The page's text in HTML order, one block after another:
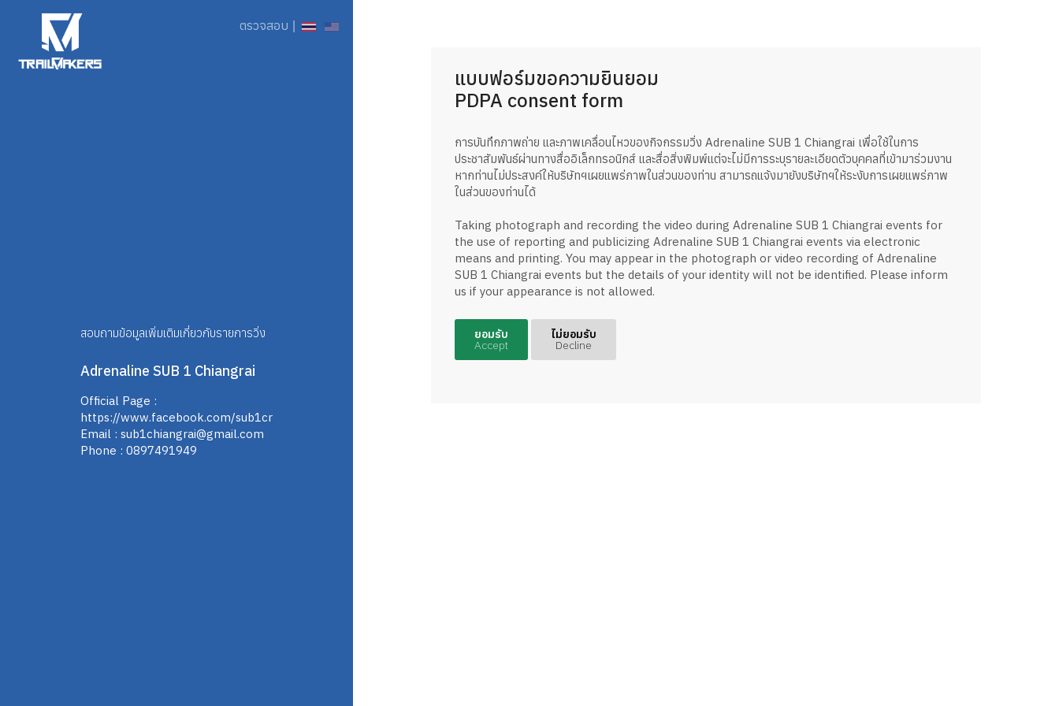
ตรวจสอบ
สอบถามข้อมูลเพิ่มเติมเกี่ยวกับรายการวิ่ง
Adrenaline SUB 1 Chiangrai
Official Page :
https://www.facebook.com/sub1cr
Email : sub1chiangrai@gmail.com
Phone : 0897491949
แบบฟอร์มขอความยินยอม
PDPA consent form
การบันทึกภาพถ่าย และภาพเคลื่อนไหวของกิจกรรมวิ่ง Adrenaline SUB 1 Chiangrai เพื่อใช้ในการ
ประชาสัมพันธ์ผ่านทางสื่ออิเล็กทรอนิกส์ และสื่อสิ่งพิมพ์แต่จะไม่มีการระบุรายละเอียดตัวบุคคลที่เข้ามาร่วมงาน
หากท่านไม่ประสงค์ให้บริษัทฯเผยแพร่ภาพในส่วนของท่าน สามารถแจ้งมายังบริษัทฯให้ระงับการเผยแพร่ภาพ
ในส่วนของท่านได้
Taking photograph and recording the video during Adrenaline SUB 1 Chiangrai events for
the use of reporting and publicizing Adrenaline SUB 1 Chiangrai events via electronic
means and printing. You may appear in the photograph or video recording of Adrenaline
SUB 1 Chiangrai events but the details of your identity will not be identified. Please inform
us if your appearance is not allowed.
ยอมรับ
Accept
ไม่ยอมรับ
Decline